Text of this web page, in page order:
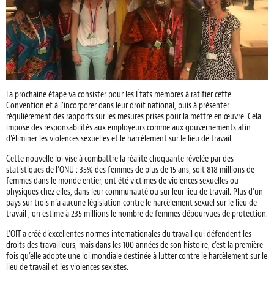
La prochaine étape va consister pour les États membres à ratifier cette
Convention et à l’incorporer dans leur droit national, puis à présenter
régulièrement des rapports sur les mesures prises pour la mettre en œuvre. Cela
impose des responsabilités aux employeurs comme aux gouvernements afin
d’éliminer les violences sexuelles et le harcèlement sur le lieu de travail.
Cette nouvelle loi vise à combattre la réalité choquante révélée par des
statistiques de l’ONU : 35% des femmes de plus de 15 ans, soit 818 millions de
femmes dans le monde entier, ont été victimes de violences sexuelles ou
physiques chez elles, dans leur communauté ou sur leur lieu de travail. Plus d’un
pays sur trois n’a aucune législation contre le harcèlement sexuel sur le lieu de
travail ; on estime à 235 millions le nombre de femmes dépourvues de protection.
L’OIT a créé d’excellentes normes internationales du travail qui défendent les
droits des travailleurs, mais dans les 100 années de son histoire, c’est la première
fois qu’elle adopte une loi mondiale destinée à lutter contre le harcèlement sur le
lieu de travail et les violences sexistes.